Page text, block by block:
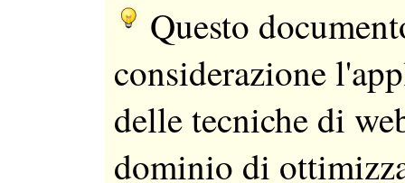
Questo
considerazione
delle tecniche di
dominio di